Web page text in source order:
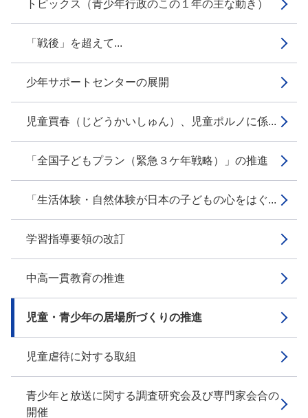
トピックス（青少年行政のこの１年の主な動き）
「戦後」を超えて...
少年サポートセンターの展開
児童買春（じどうかいしゅん）、児童ポルノに係...
「全国子どもプラン（緊急３ケ年戦略）」の推進
「生活体験・自然体験が日本の子どもの心をはぐ...
学習指導要領の改訂
中高一貫教育の推進
児童・青少年の居場所づくりの推進
児童虐待に対する取組
青少年と放送に関する調査研究会及び専門家会合の
開催